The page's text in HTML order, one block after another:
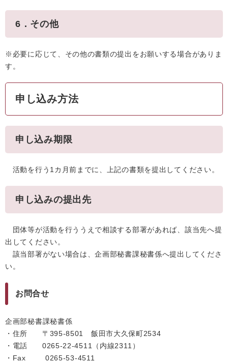
6．その他
※必要に応じて、その他の書類の提出をお願いする場合がありま
す。
申し込み方法
申し込み期限
活動を行う1カ月前までに、上記の書類を提出してください。
申し込みの提出先
団体等が活動を行ううえで相談する部署があれば、該当先へ提
出してください。
該当部署がない場合は、企画部秘書課秘書係へ提出してくださ
い。
お問合せ
企画部秘書課秘書係
・住所 〒395-8501 飯田市大久保町2534
・電話 0265-22-4511（内線2311）
・Fax 0265-53-4511